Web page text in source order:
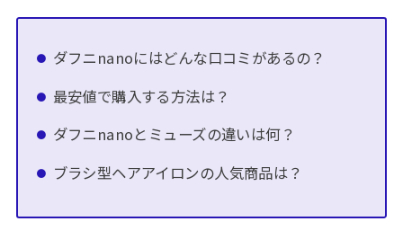
ダフニnanoにはどんな口コミがあるの？
最安値で購入する方法は？
ダフニnanoとミューズの違いは何？
ブラシ型ヘアアイロンの人気商品は？